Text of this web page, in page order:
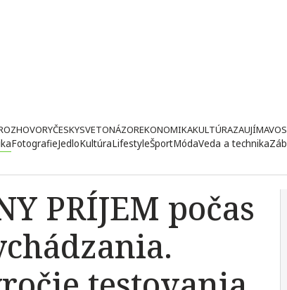
ČESKYSVETONÁZOREKONOMIKAKULTÚRA
FotografieJedloKultúraLifestyleŠportMódaVeda a technika
PRÍJEM počas